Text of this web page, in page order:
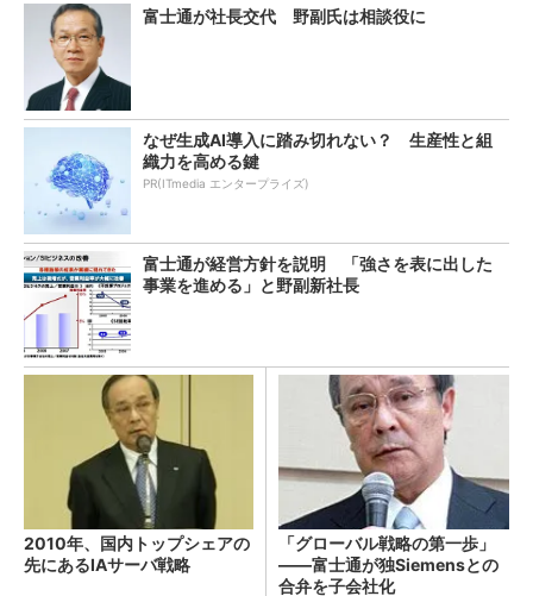
富士通が社長交代 野副氏は相談役に
なぜ生成AI導入に踏み切れない？ 生産性と組
織力を高める鍵
PR(ITmedia エンタープライズ)
富士通が経営方針を説明 「強さを表に出した
事業を進める」と野副新社長
2010年、国内トップシェアの
先にあるIAサーバ戦略
「グローバル戦略の第一歩」
――富士通が独Siemensとの
合弁を子会社化